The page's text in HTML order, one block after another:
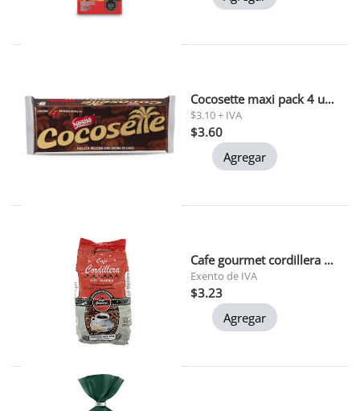
Cocosette maxi pack 4 und 50 gr c/u
$3.10 + IVA
$3.60
Agregar
Cafe gourmet cordillera 200gr
Exento de IVA
$3.23
Agregar